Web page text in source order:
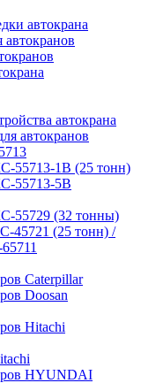
автокрана
автокранов
автокрана
автокранов
55713-1В (25 тонн)
55713-5В
55729 (32 тонны)
45721 (25 тонн) /
Caterpillar
Doosan
Hitachi
HYUNDAI